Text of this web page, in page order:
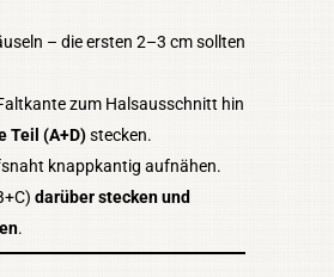
– die ersten 2–3 cm sollten
zum Halsausschnitt hin
Teil (A+D)stecken.
knappkantig aufnähen.
darüber stecken und
.